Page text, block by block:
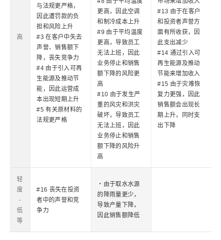
高
与法规更严格，
因此遭罚款的负
担和风险上升
#3 在客户中失去
声誉、销售额下
降，丧失竞争力
#4 由于引入可再
生能源及推动节
能，因此运营成
本出现短期上升
#5 有关原材料的
法规更严格
更高，因此空调
和制冷成本上升
#9 由于平均温度
更高，导致员工
无法上班，因此
业务停止和销售
额下降的风险更
高
#10 由于发生严
重的风灾和洪灾
破坏，导致员工
无法上班，因此
业务停止和销售
额下降的风险升
高
#13 由于在客户
和投资者声誉方
面有所收获，因
此支出减少
#14 通过引入可
再生能源及推动
节能来增加收入
#15 由于灾难恢
复力更强，因此
销售额会出现长
期上升，同时支
出下降
轻
度
-
低
等
#16 丧失在投资
者中的声誉和竞
争力
・由于取水水源
的降雨量更少，
导致产量下降，
因此销售额降低